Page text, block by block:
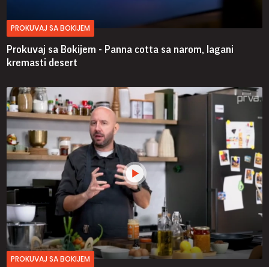
PROKUVAJ SA BOKIJEM
Prokuvaj sa Bokijem - Panna cotta sa narom, lagani
kremasti desert
PROKUVAJ SA BOKIJEM